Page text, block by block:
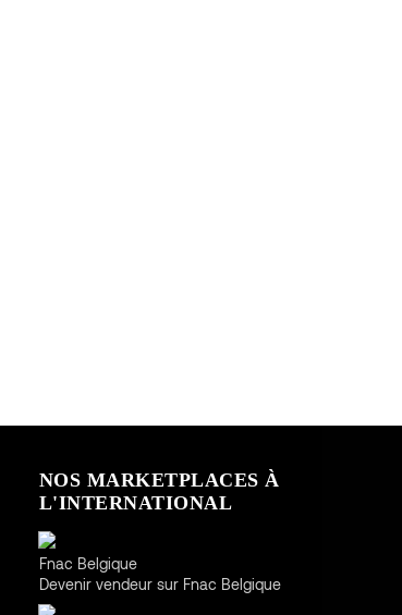
NOS MARKETPLACES À
L'INTERNATIONAL
Fnac Belgique
Devenir vendeur sur Fnac Belgique